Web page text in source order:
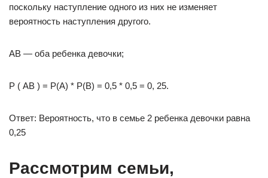
поскольку наступление одного из них не изменяет
вероятность наступления другого.
АВ — оба ребенка девочки;
Р ( АВ ) = Р(А) * Р(В) = 0,5 * 0,5 = 0, 25.
Ответ: Вероятность, что в семье 2 ребенка девочки равна
0,25
Рассмотрим семьи,